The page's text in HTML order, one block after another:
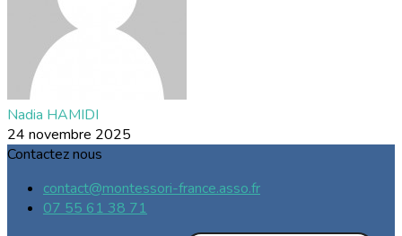
Nadia HAMIDI
24 novembre 2025
Contactez nous
contact@montessori-france.asso.fr
07 55 61 38 71